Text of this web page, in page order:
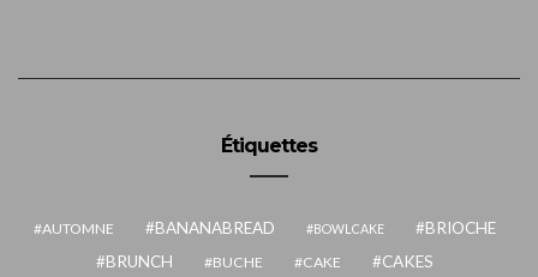
Étiquettes
AUTOMNE BANANABREAD BOWLCAKE
BRIOCHE
BRUNCH
BUCHE CAKE CAKES